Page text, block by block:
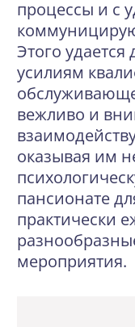
процессы и с
Этого удается
усилиям
вежливо и
оказывая им
пансионате
практически
мероприятия.